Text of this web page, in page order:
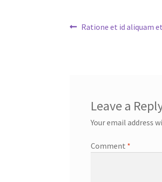
Post
Previous
Ratione et id aliquam et
Leave a
Your email address
Comment *